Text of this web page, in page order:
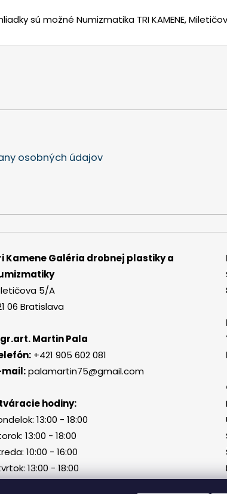
sú možné Numizmatika TRI KAMENE,
osobných údajov
Kamene Galéria drobnej plastiky a
5/A
06 Bratislava
Martin Pala
+421 905 602 081
mail: palamartin75@gmail.com
hodiny:
13:00 - 18:00
13:00 - 18:00
10:00 - 16:00
13:00 - 18:00